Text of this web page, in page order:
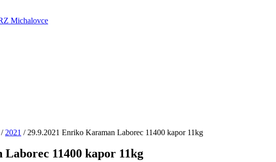
Michalovce
/ 2021 / 29.9.2021 Enriko Karaman Laborec 11400 kapor 11kg
11400 kapor 11kg